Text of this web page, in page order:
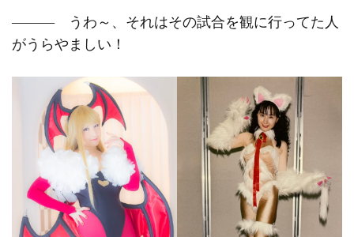
――― うわ～、それはその試合を観に行ってた人
がうらやましい！